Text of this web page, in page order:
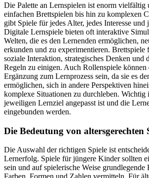
Die Palette an Lernspielen ist enorm vielfältig
einfachen Brettspielen bis hin zu komplexen
gibt Spiele für jedes Alter, jedes Interesse und
Digitale Lernspiele bieten oft interaktive
Welten, die es den Lernenden ermöglichen,
erkunden und zu experimentieren. Brettspiele
soziale Interaktion, strategisches Denken und
Regeln zu einigen. Auch Rollenspiele
Ergänzung zum Lernprozess sein, da sie es
ermöglichen, sich in andere Perspektiven
komplexe Situationen zu durchleben. Wichtig
jeweiligen Lernziel angepasst ist und die
eingebunden werden.
Die Bedeutung von altersgerechten
Die Auswahl der richtigen Spiele ist
Lernerfolg. Spiele für jüngere Kinder sollten
sein und auf spielerische Weise grundlegende